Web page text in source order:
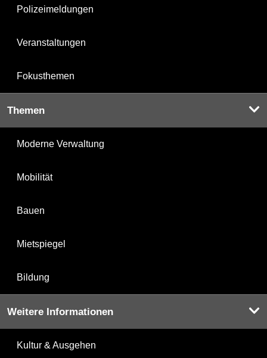
Polizeimeldungen
Veranstaltungen
Fokusthemen
Themen
Moderne Verwaltung
Mobilität
Bauen
Mietspiegel
Bildung
Weitere Informationen
Kultur & Ausgehen